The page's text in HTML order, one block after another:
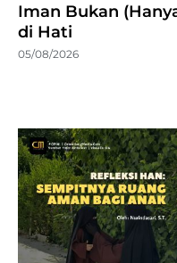
Iman Bukan
di Hati
05/08/2026